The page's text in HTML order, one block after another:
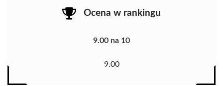
Ocena w rankingu
9.00 na 10
9.00